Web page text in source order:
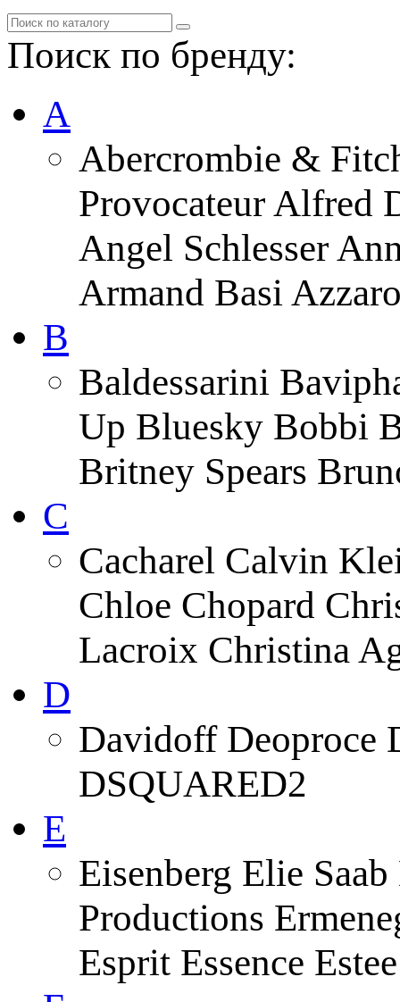
Поиск по бренду:
A
Abercrombie &
Provocateur Alfred
Angel Schlesser
Armand Basi
B
Baldessarini
Up Bluesky Bobbi
Britney Spears
C
Cacharel Calvin
Chloe Chopard
Lacroix Christina
D
Davidoff Deoproce
DSQUARED2
E
Eisenberg Elie
Productions
Esprit Essence